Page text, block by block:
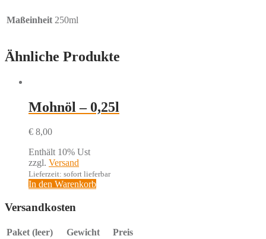
Maßeinheit 250ml
Ähnliche Produkte
Mohnöl – 0,25l
€ 8,00
Enthält 10% Ust
zzgl. Versand
Lieferzeit: sofort lieferbar
In den Warenkorb
Versandkosten
Paket (leer) Gewicht
Preis